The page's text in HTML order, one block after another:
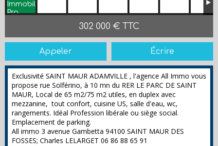
302 000 € TTC
Appeler Écrire
Exclusivité SAINT MAUR ADAMVILLE , l'agence All Immo vous
propose rue Solférino, à 10 mn du RER LE PARC DE SAINT
MAUR, Local de 65 m2/75 m2 utiles, en duplex avec
mezzanine, tout confort, cuisine US, salle d'eau, wc,
rangements. Idéal Profession libérale ou siège social.
Emplacement de parking.
All immo 3 avenue Gambetta 94100 SAINT MAUR DES
FOSSES; Charles LELARGET 06 86 88 65 91